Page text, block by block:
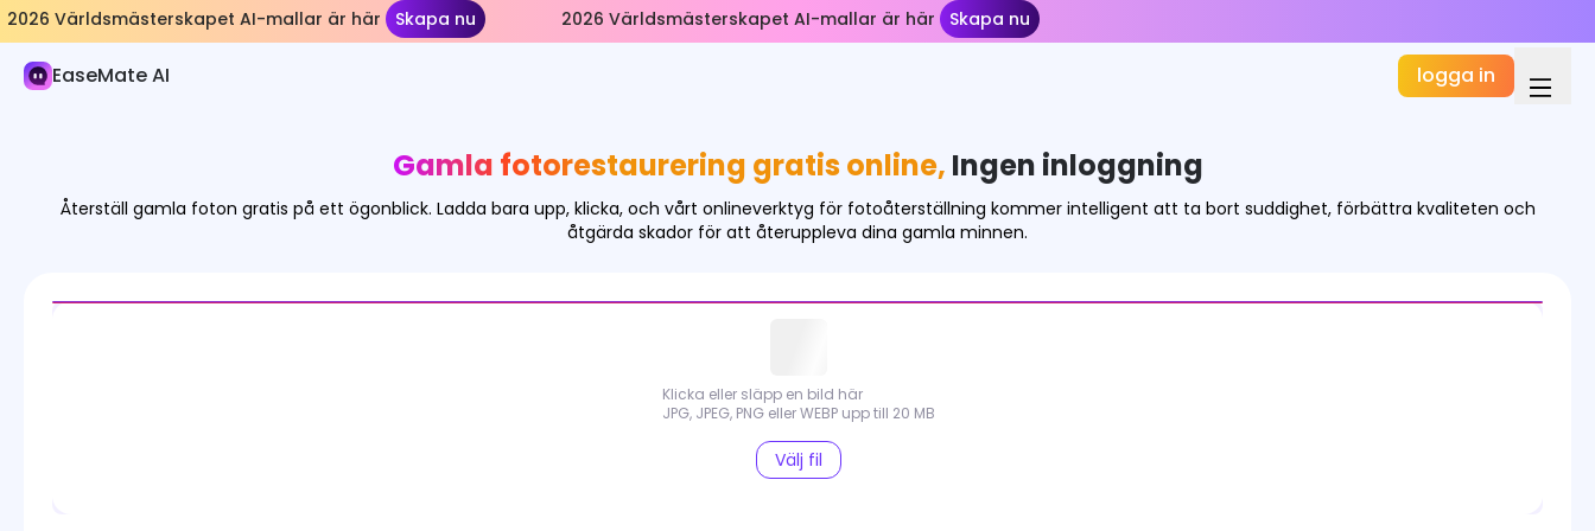
2026 Världsmästerskapet AI-mallar är här Skapa nu 2026 Världsmästerskapet AI-mallar är här Skapa nu
EaseMate AI logga in
AI-bild
Bildgenerator
Gamla fotorestaurering gratis online, Ingen inloggning
Återställ gamla foton gratis på ett ögonblick. Ladda bara upp, klicka, och vårt onlineverktyg för fotoåterställning kommer intelligent att ta bort suddighet, förbättra kvaliteten och
åtgärda skador för att återuppleva dina gamla minnen.
Klicka eller släpp en bild här
JPG, JPEG, PNG eller WEBP upp till 20 MB
Välj fil